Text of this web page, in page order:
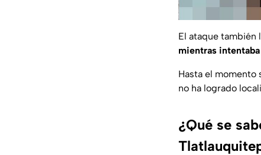
El ataque también
mientras
Hasta el momento
no ha logrado
¿Qué se